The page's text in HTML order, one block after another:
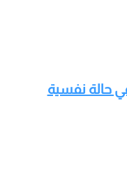
حالة نفسية